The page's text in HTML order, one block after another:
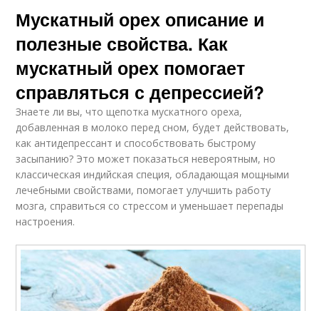
Мускатный орех описание и
полезные свойства. Как
мускатный орех помогает
справляться с депрессией?
Знаете ли вы, что щепотка мускатного ореха,
добавленная в молоко перед сном, будет действовать,
как антидепрессант и способствовать быстрому
засыпанию? Это может показаться невероятным, но
классическая индийская специя, обладающая мощными
лечебными свойствами, помогает улучшить работу
мозга, справиться со стрессом и уменьшает перепады
настроения.